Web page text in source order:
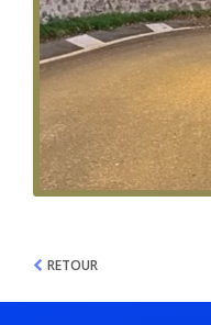
RETOUR